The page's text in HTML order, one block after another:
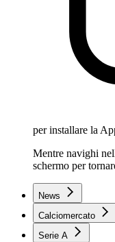
per installare la
Mentre navighi
schermo per
News
Calciomercato
Serie A